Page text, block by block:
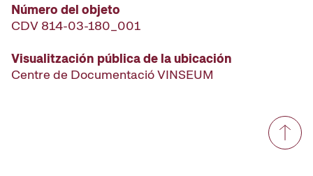
Número del objeto
CDV 814-03-180_001
Visualitzación pública de la ubicación
Centre de Documentació VINSEUM